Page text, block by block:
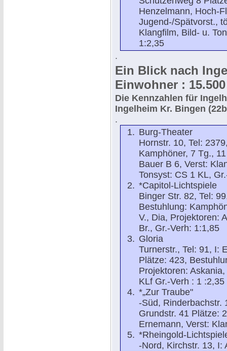
Henzelmann, Hoch-
Jugend-/Spätvorst.,
Klangfilm, Bild- u.
1:2,35
.
Ein Blick nach
Einwohner : 15.500
Die Kennzahlen für
Ingelheim Kr. Bingen
.
Burg-Theater
Hornstr. 10, Tel:
Kamphöner, 7 Tg.,
Bauer B 6, Verst:
Tonsyst: CS 1 KL,
*Capitol-Lichtspiele
Binger Str. 82, Tel:
Bestuhlung:
V., Dia, Projektoren:
Br., Gr.-Verh: 1:1,85
Gloria
Turnerstr., Tel: 91, I:
Plätze: 423,
Projektoren:
KLf Gr.-Verh : 1 :2,35
*„Zur Traube"
-Süd, Rinderbachstr.
Grundstr. 41 Plätze:
Ernemann, Verst:
*Rheingold-
-Nord, Kirchstr. 13, I: